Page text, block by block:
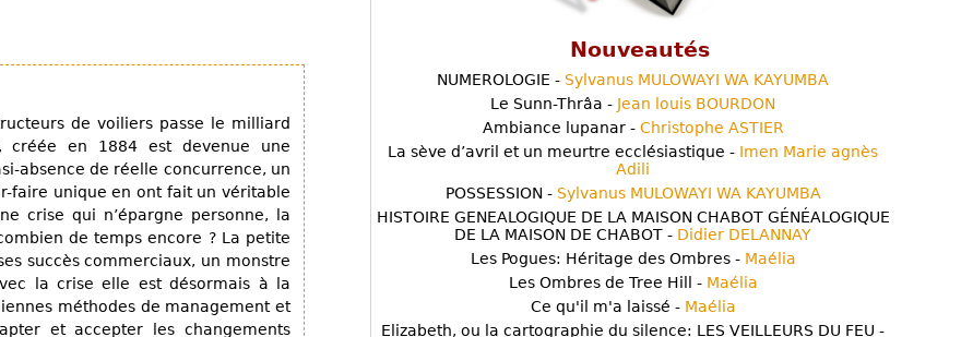
de voiliers passe le milliard
créée en 1884 est devenue une
absence de réelle concurrence, un
faire unique en ont fait un véritable
crise qui n’épargne personne, la
de temps encore ? La petite
succès commerciaux, un monstre
la crise elle est désormais à la
méthodes de management et
et accepter les changements
Nouveautés
NUMEROLOGIE - Sylvanus MULOWAYI WA KAYUMBA
Le Sunn-Thrâa - Jean louis BOURDON
Ambiance lupanar - Christophe ASTIER
La sève d’avril et un meurtre ecclésiastique - Imen Marie agnès
Adili
POSSESSION - Sylvanus MULOWAYI WA KAYUMBA
HISTOIRE GENEALOGIQUE DE LA MAISON CHABOT GÉNÉALOGIQUE
DE LA MAISON DE CHABOT - Didier DELANNAY
Les Pogues: Héritage des Ombres - Maélia
Les Ombres de Tree Hill - Maélia
Ce qu'il m'a laissé - Maélia
Elizabeth, ou la cartographie du silence: LES VEILLEURS DU FEU -